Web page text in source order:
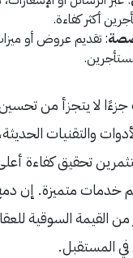
أكثر كفاءة.
: تقديم عروض أو
لا يتجزأ من تحسين
والتقنيات
تحقيق كفاءة
خدمات متميزة. إن
من القيمة السوقية
في المستقبل.